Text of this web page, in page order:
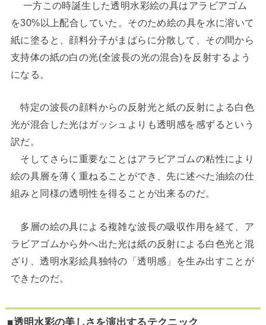
一方この時誕生した透明水彩絵の具はアラビアゴム
を30%以上配合していた。そのため絵の具を水に溶いて
紙に塗ると、顔料分子がまばらに分散して、その間から
支持体の紙の白の光(全波長の光の混合)を反射するよう
になる。
特定の波長の顔料からの反射光と紙の反射による白色
光が混合した光はガッシュよりも透明感を感ずるという
訳だ。
そしてさらに重要なことはアラビアゴムの粘性により
絵の具層を薄く重ねることができ、先に述べた油絵の仕
組みと同様の透明性を得ることが出来るのだ。
多層の絵の具による複雑な波長の吸収作用を経て、ア
ラビアゴムから外へ出た光は紙の反射による白色光と混
ざり、透明水彩絵具独特の「透明感」を生み出すことが
できたのだ。
■透明水彩の美しさを演出するテクニック